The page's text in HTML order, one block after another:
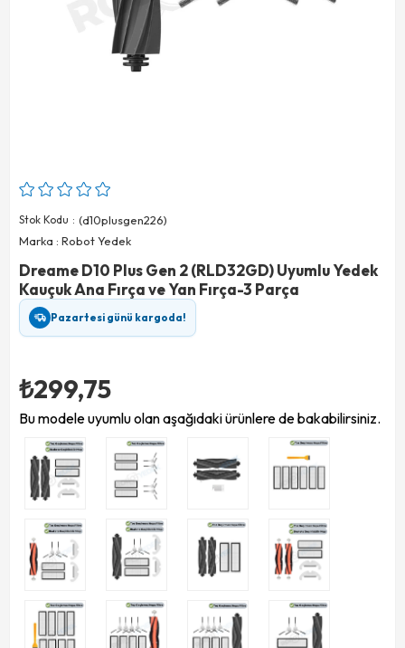
Stok Kodu
(d10plusgen226)
Marka : Robot Yedek
Dreame D10 Plus Gen 2 (RLD32GD) Uyumlu Yedek
Kauçuk Ana Fırça ve Yan Fırça-3 Parça
Pazartesi günü kargoda!
₺299,75
Bu modele uyumlu olan aşağıdaki ürünlere de bakabilirsiniz.